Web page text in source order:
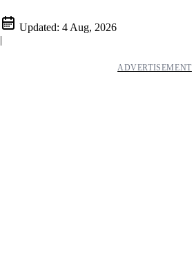
Updated: 4 Aug, 2026
|